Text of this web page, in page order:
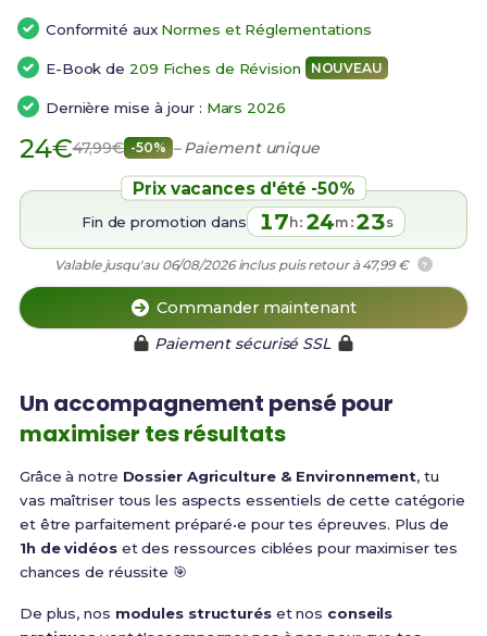
Conformité aux Normes et Réglementations
E-Book de 209 Fiches de Révision NOUVEAU
Dernière mise à jour : Mars 2026
24€47,99€ -50% – Paiement unique
Prix vacances d'été -50%
Fin de promotion dans 17 h: 24m :22s
Valable jusqu'au 06/08/2026 inclus puis retour à 47,99 € ?
Commander maintenant
Paiement sécurisé SSL
Un accompagnement pensé pour
maximiser tes résultats
Grâce à notre Dossier Agriculture & Environnement, tu
vas maîtriser tous les aspects essentiels de cette catégorie
et être parfaitement préparé•e pour tes épreuves. Plus de
1h de vidéoset des ressources ciblées pour maximiser tes
chances de réussite 🎯
De plus, nos modules structuréset nos conseils